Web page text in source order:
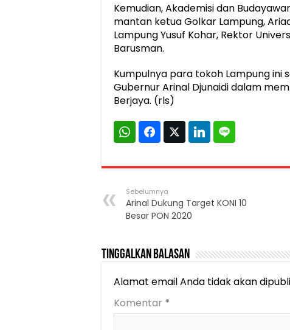
Kemudian, Akademisi dan
mantan ketua Golkar Lampung,
Lampung Yusuf Kohar, Rektor
Barusman.
Kumpulnya para tokoh Lampung ini
Gubernur Arinal Djunaidi dalam
Berjaya. (rls)
Sebelumnya
Arinal Dukung Target KONI 10
Besar PON 2020
Tinggalkan Balasan
Alamat email Anda tidak akan
Komentar *